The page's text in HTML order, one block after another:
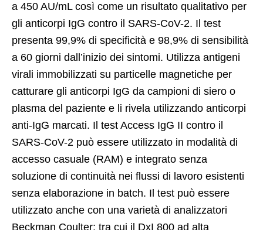
a 450 AU/mL così come un risultato qualitativo per
gli anticorpi IgG contro il SARS-CoV-2. Il test
presenta 99,9% di specificità e 98,9% di sensibilità
a 60 giorni dall’inizio dei sintomi. Utilizza antigeni
virali immobilizzati su particelle magnetiche per
catturare gli anticorpi IgG da campioni di siero o
plasma del paziente e li rivela utilizzando anticorpi
anti-IgG marcati. Il test Access IgG II contro il
SARS-CoV-2 può essere utilizzato in modalità di
accesso casuale (RAM) e integrato senza
soluzione di continuità nei flussi di lavoro esistenti
senza elaborazione in batch. Il test può essere
utilizzato anche con una varietà di analizzatori
Beckman Coulter; tra cui il DxI 800 ad alta